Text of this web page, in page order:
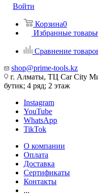
Войти
Корзина0
Избранные товары
Сравнение
shop@prime-tools.kz
г. Алматы, ТЦ Car City​
бутик; 4 ряд; 2 этаж
Instagram
YouTube
WhatsApp
TikTok
О компании
Оплата
Доставка
Сертификаты
Контакты
...